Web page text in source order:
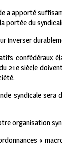
a apporté
portée du
inverser
confédéraux
21e siècle
syndicale
organisation
«